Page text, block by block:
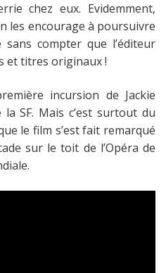
chez eux. Evidemment,
les encourage à poursuivre
compter que l’éditeur
et titres originaux !
incursion de Jackie
SF. Mais c’est surtout du
le film s’est fait remarqué
sur le toit de l’Opéra de